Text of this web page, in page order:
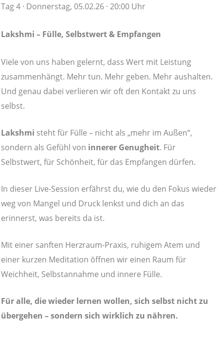
Tag 4 · Donnerstag, 05.02.26 · 20:00 Uhr
Lakshmi – Fülle, Selbstwert & Empfangen
Viele von uns haben gelernt, dass Wert mit Leistung
zusammenhängt. Mehr tun. Mehr geben. Mehr aushalten.
Und genau dabei verlieren wir oft den Kontakt zu uns
selbst.
Lakshmi steht für Fülle – nicht als „mehr im Außen“,
sondern als Gefühl von innerer Genugheit. Für
Selbstwert, für Schönheit, für das Empfangen dürfen.
In dieser Live-Session erfährst du, wie du den Fokus wieder
weg von Mangel und Druck lenkst und dich an das
erinnerst, was bereits da ist.
Mit einer sanften Herzraum-Praxis, ruhigem Atem und
einer kurzen Meditation öffnen wir einen Raum für
Weichheit, Selbstannahme und innere Fülle.
Für alle, die wieder lernen wollen, sich selbst nicht zu
übergehen – sondern sich wirklich zu nähren.